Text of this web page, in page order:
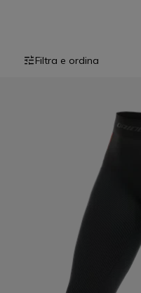
Filtra e ordina